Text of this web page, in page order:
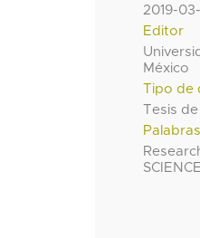
2019-
Editor
México
Tipo de
Tesis